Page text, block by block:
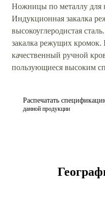
Ножницы по металлу для
Индукционная закалка
высокоуглеродистая
закалка режущих кромок.
качественный ручной
пользующиеся высоким
Распечатать
данной продукции